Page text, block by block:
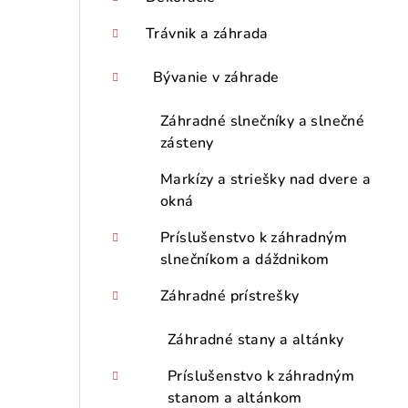
Trávnik a záhrada
Bývanie v záhrade
Záhradné slnečníky a slnečné
zásteny
Markízy a striešky nad dvere a
okná
Príslušenstvo k záhradným
slnečníkom a dáždnikom
Záhradné prístrešky
Záhradné stany a altánky
Príslušenstvo k záhradným
stanom a altánkom